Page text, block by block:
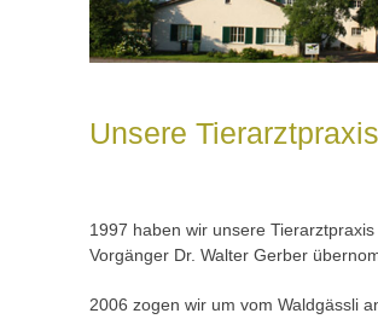
Unsere Tierarztpraxis
1997 haben wir unsere Tierarztpraxis
Vorgänger Dr. Walter Gerber
2006 zogen wir um vom Waldgässli